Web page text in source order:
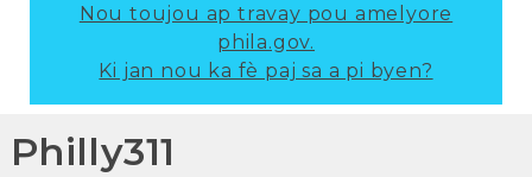
Nou toujou ap travay pou amelyore
phila.gov.
Ki jan nou ka fè paj sa a pi byen?
Philly311